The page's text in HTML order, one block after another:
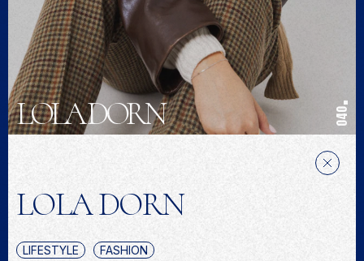
040
LOLA DORN
LOLA DORN
LIFESTYLE FASHION